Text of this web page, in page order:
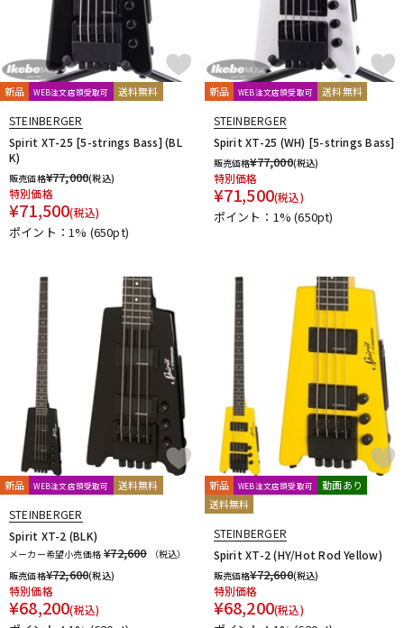
キーボード 電子ピアノ
管楽器 その他楽器
アンプ エフェクター
DTM
配信/ライブ機器 楽器アクセサリ
中古 ヴィンテージ
新品 WEB注文店頭受取可 送料無料
STEINBERGER
Spirit XT-25 [5-strings Bass] (BL
K)
販売価格¥77,000(税込)
特別価格
¥71,500(税込)
ポイント：1% (650pt)
新品 WEB注文店頭受取可 送料無料
STEINBERGER
Spirit XT-25 (WH) [5-strings Bass]
販売価格¥77,000(税込)
特別価格
¥71,500(税込)
ポイント：1%(650pt)
新品 WEB注文店頭受取可 送料無料
STEINBERGER
Spirit XT-2 (BLK)
メーカー希望小売価格 ¥72,600
（税込）
販売価格¥72,600(税込)
特別価格
¥68,200(税込)
新品 WEB注文店頭受取可
動画あり
送料無料
STEINBERGER
Spirit XT-2 (HY/Hot Rod Yellow)
販売価格¥72,600(税込)
特別価格
¥68,200(税込)